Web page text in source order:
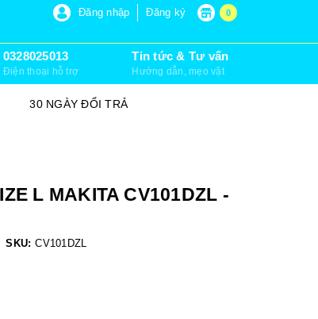
THỚI SƠN, HÓC MÔN)
0
Đăng nhập Đăng ký
0328025013
Điện thoại hỗ trợ
Tin tức & Tư vấn
Hướng dẫn, mẹo vặt
SỮA CHỮA VÀ LẮP ĐẶT
L MAKITA CV101DZL -
SKU: CV101DZL